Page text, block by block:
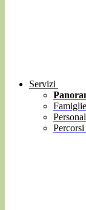
Servizi